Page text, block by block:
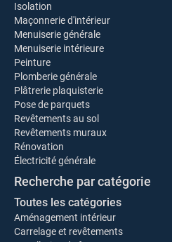
Isolation
Maçonnerie d'intérieur
Menuiserie générale
Menuiserie intérieure
Peinture
Plomberie générale
Plâtrerie plaquisterie
Pose de parquets
Revêtements au sol
Revêtements muraux
Rénovation
Électricité générale
Recherche par catégorie
Toutes les catégories
Aménagement intérieur
Carrelage et revêtements